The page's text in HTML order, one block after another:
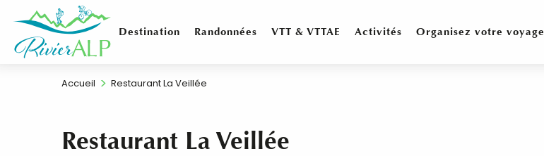
contenu
principal
Destination Randonnées VTT & VTTAE Activités Organisez votre voyage
Accueil Restaurant La Veillée
Restaurant La Veillée